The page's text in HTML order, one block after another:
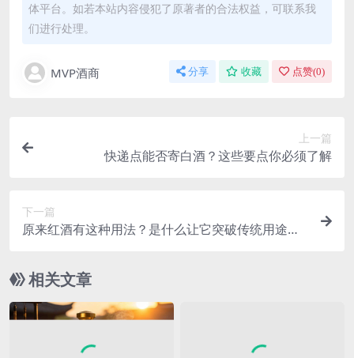
体平台。如若本站内容侵犯了原著者的合法权益，可联系我
们进行处理。
MVP酒商 分享 收藏 点赞(0)
上一篇
快递点能否寄白酒？这些要点你必须了解
下一篇
原来红酒有这种用法？是什么让它突破传统用途惊
相关文章